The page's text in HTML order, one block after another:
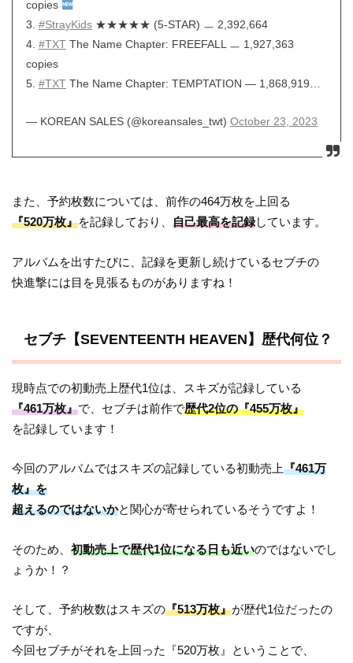
copies
3. #StrayKids★★★★★ (5-STAR) ㅡ 2,392,664
4. #TXTThe Name Chapter: FREEFALL ㅡ 1,927,363
copies
5. #TXTThe Name Chapter: TEMPTATION — 1,868,919…
— KOREAN SALES (@koreansales_twt) October 23, 2023
また、予約枚数については、前作の464万枚を上回る
『520万枚』を記録しており、自己最高を記録しています。
アルバムを出すたびに、記録を更新し続けているセブチの
快進撃には目を見張るものがありますね！
セブチ【SEVENTEENTH HEAVEN】歴代何位？
現時点での初動売上歴代1位は、スキズが記録している
『461万枚』で、セブチは前作で歴代2位の『455万枚』
を記録しています！
今回のアルバムではスキズの記録している初動売上『461万
枚』を
超えるのではないかと関心が寄せられているそうですよ！
そのため、初動売上で歴代1位になる日も近いのではないでし
ょうか！？
そして、予約枚数はスキズの『513万枚』が歴代1位だったの
ですが、
今回セブチがそれを上回った『520万枚』ということで、